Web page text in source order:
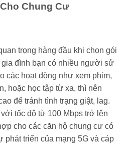
Chung Cư
trọng hàng đầu khi chọn gói
đình bạn có nhiều người sử
các hoạt động như xem phim,
hoặc học tập từ xa, thì nên
để tránh tình trạng giật, lag.
tốc độ từ 100 Mbps trở lên
cho các căn hộ chung cư có
triển của mạng 5G và cáp